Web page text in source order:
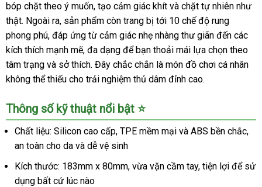
bóp chặt theo ý muốn, tạo cảm giác khít và chặt tự nhiên như
thật. Ngoài ra, sản phẩm còn trang bị tới 10 chế độ rung
phong phú, đáp ứng từ cảm giác nhẹ nhàng thư giãn đến các
kích thích mạnh mẽ, đa dạng để bạn thoải mái lựa chọn theo
tâm trạng và sở thích. Đây chắc chắn là món đồ chơi cá nhân
không thể thiếu cho trải nghiệm thủ dâm đỉnh cao.
Thông số kỹ thuật nổi bật ⭐
Chất liệu: Silicon cao cấp, TPE mềm mại và ABS bền chắc,
an toàn cho da và dễ vệ sinh
Kích thước: 183mm x 80mm, vừa vặn cầm tay, tiện lợi để sử
dụng bất cứ lúc nào